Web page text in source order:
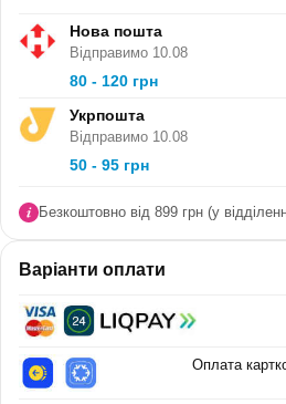
Нова пошта
Відправимо 10.08
80 - 120 грн
Укрпошта
Відправимо 10.08
50 - 95 грн
Безкоштовно від 899 грн (у
Варіанти оплати
Оплата